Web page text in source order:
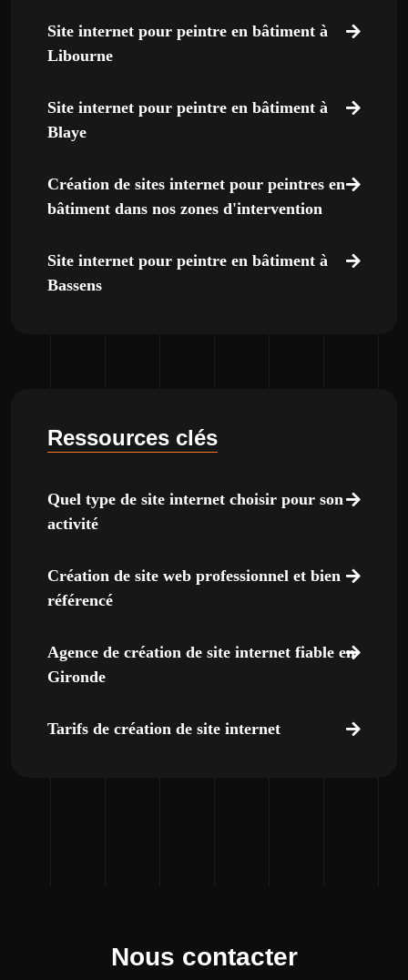
Site internet pour peintre en bâtiment à
Libourne
Site internet pour peintre en bâtiment à
Blaye
Création de sites internet pour peintres en
bâtiment dans nos zones d'intervention
Site internet pour peintre en bâtiment à
Bassens
Ressources clés
Quel type de site internet choisir pour son
activité
Création de site web professionnel et bien
référencé
Agence de création de site internet fiable en
Gironde
Tarifs de création de site internet
Nous contacter